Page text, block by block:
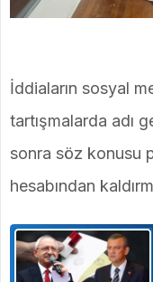
İddiaların sosyal
tartışmalarda adı
sonra söz konusu
hesabından